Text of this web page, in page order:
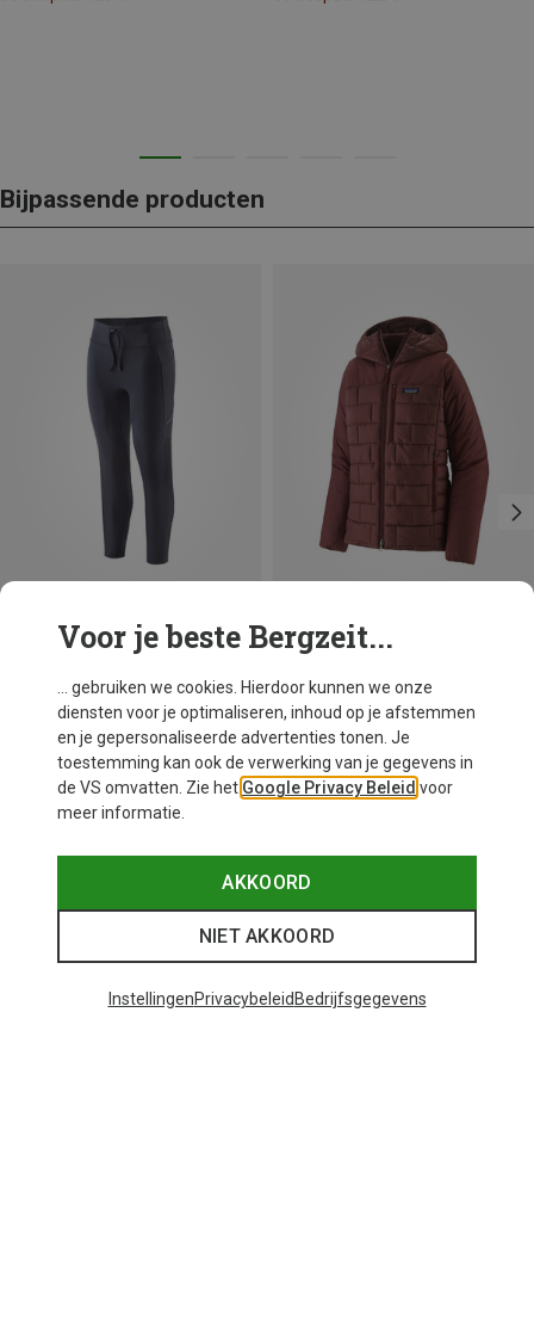
Bijpassende producten
Maten
Patagonia
Dames 7/8 Endless Run Tight
€ 109,95
S M L
Je bespaart 36%
Voor je beste Bergzeit...
... gebruiken we cookies. Hierdoor kunnen we onze
diensten voor je optimaliseren, inhoud op je afstemmen
en je gepersonaliseerde advertenties tonen. Je
toestemming kan ook de verwerking van je gegevens in
de VS omvatten. Zie het Google Privacy Beleid voor
meer informatie.
AKKOORD
NIET AKKOORD
InstellingenPrivacybeleid Bedrijfsgegevens